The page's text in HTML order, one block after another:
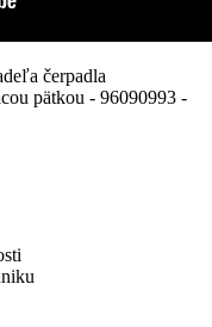
čerpadla
pätkou - 96090993 -